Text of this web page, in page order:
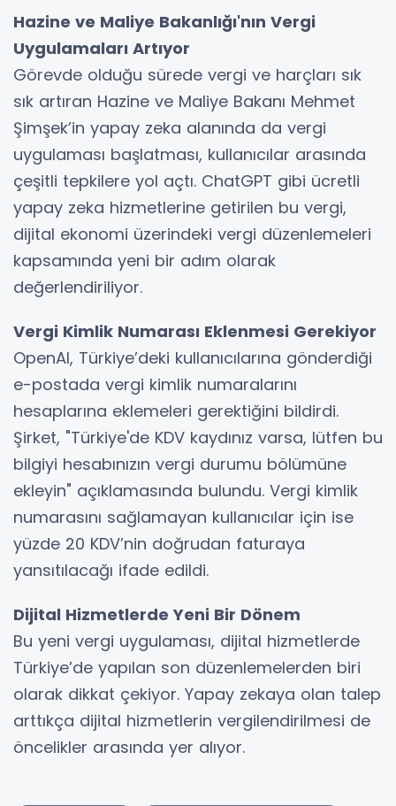
Hazine ve Maliye Bakanlığı'nın Vergi
Uygulamaları Artıyor
Görevde olduğu sürede vergi ve harçları sık
sık artıran Hazine ve Maliye Bakanı Mehmet
Şimşek’in yapay zeka alanında da vergi
uygulaması başlatması, kullanıcılar arasında
çeşitli tepkilere yol açtı. ChatGPT gibi ücretli
yapay zeka hizmetlerine getirilen bu vergi,
dijital ekonomi üzerindeki vergi düzenlemeleri
kapsamında yeni bir adım olarak
değerlendiriliyor.
Vergi Kimlik Numarası Eklenmesi Gerekiyor
OpenAI, Türkiye’deki kullanıcılarına gönderdiği
e-postada vergi kimlik numaralarını
hesaplarına eklemeleri gerektiğini bildirdi.
Şirket, "Türkiye'de KDV kaydınız varsa, lütfen bu
bilgiyi hesabınızın vergi durumu bölümüne
ekleyin" açıklamasında bulundu. Vergi kimlik
numarasını sağlamayan kullanıcılar için ise
yüzde 20 KDV’nin doğrudan faturaya
yansıtılacağı ifade edildi.
Dijital Hizmetlerde Yeni Bir Dönem
Bu yeni vergi uygulaması, dijital hizmetlerde
Türkiye’de yapılan son düzenlemelerden biri
olarak dikkat çekiyor. Yapay zekaya olan talep
arttıkça dijital hizmetlerin vergilendirilmesi de
öncelikler arasında yer alıyor.